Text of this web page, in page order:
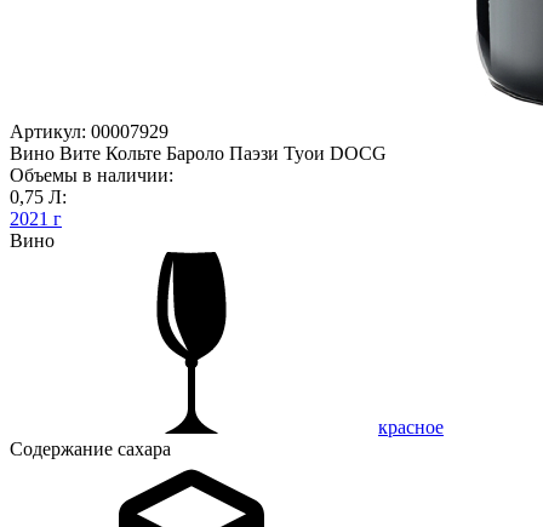
Артикул: 00007929
Вино Вите Кольте Бароло Паэзи Туои DOCG
Объемы в наличии:
0,75 Л:
2021 г
Вино
красное
Содержание сахара